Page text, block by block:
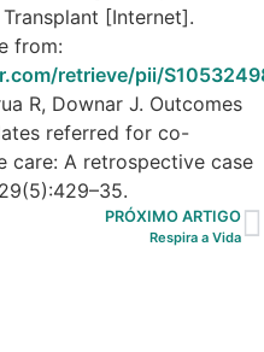
[Internet].
from:
retrieve/pii/
R, Downar J. Outcomes
referred for co-
care: A retrospective case
PRÓXIMO ARTIGO
Respira a Vida